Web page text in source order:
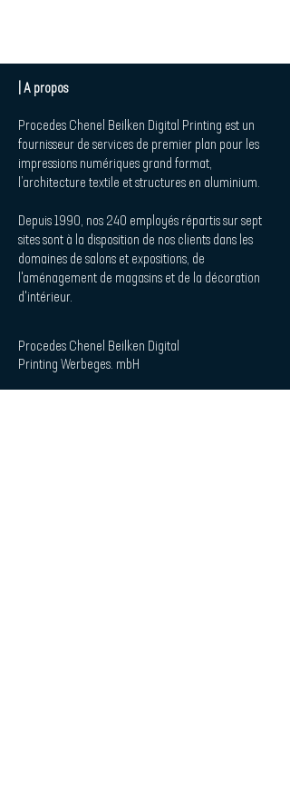
| A propos
Procedes Chenel Beilken Digital Printing est un
fournisseur de services de premier plan pour les
impressions numériques grand format,
l’architecture textile et structures en aluminium.
Depuis 1990, nos 240 employés répartis sur sept
sites sont à la disposition de nos clients dans les
domaines de salons et expositions, de
l'aménagement de magasins et de la décoration
d'intérieur.
Procedes Chenel Beilken Digital
Printing Werbeges. mbH